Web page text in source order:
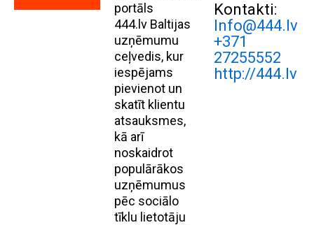
portāls
444.lv Baltijas
uzņēmumu
ceļvedis, kur
iespējams
pievienot un
skatīt klientu
atsauksmes,
kā arī
noskaidrot
populārākos
uzņēmumus
pēc sociālo
tīklu lietotāju
Kontakti:
Info@444.lv
+371
27255552
http://444.lv